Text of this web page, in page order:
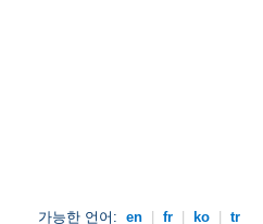
가능한 언어: en fr ko tr